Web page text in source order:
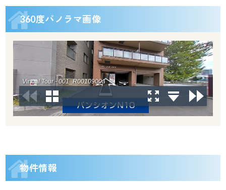
360度パノラマ画像
物件情報